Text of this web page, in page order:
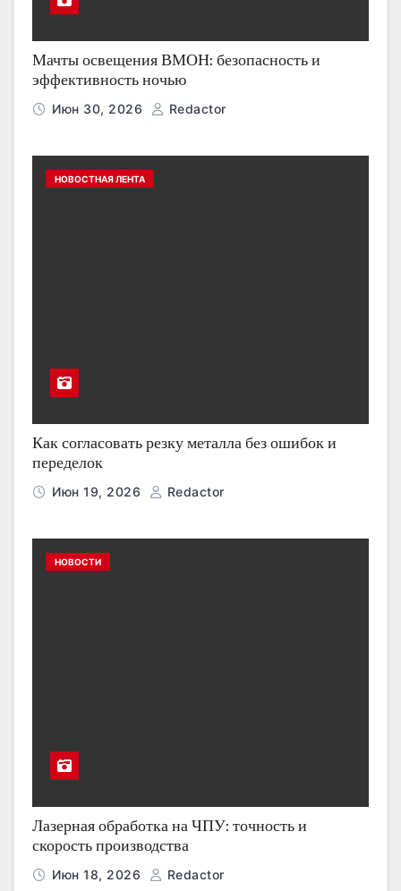
Мачты освещения ВМОН: безопасность и
эффективность ночью
Июн 30, 2026 Redactor
НОВОСТНАЯ ЛЕНТА
Как согласовать резку металла без ошибок и
переделок
Июн 19, 2026 Redactor
НОВОСТИ
Лазерная обработка на ЧПУ: точность и
скорость производства
Июн 18, 2026 Redactor